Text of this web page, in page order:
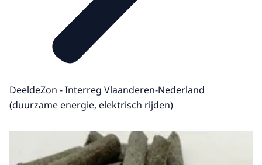
DeeldeZon - Interreg Vlaanderen-Nederland
(duurzame energie, elektrisch rijden)